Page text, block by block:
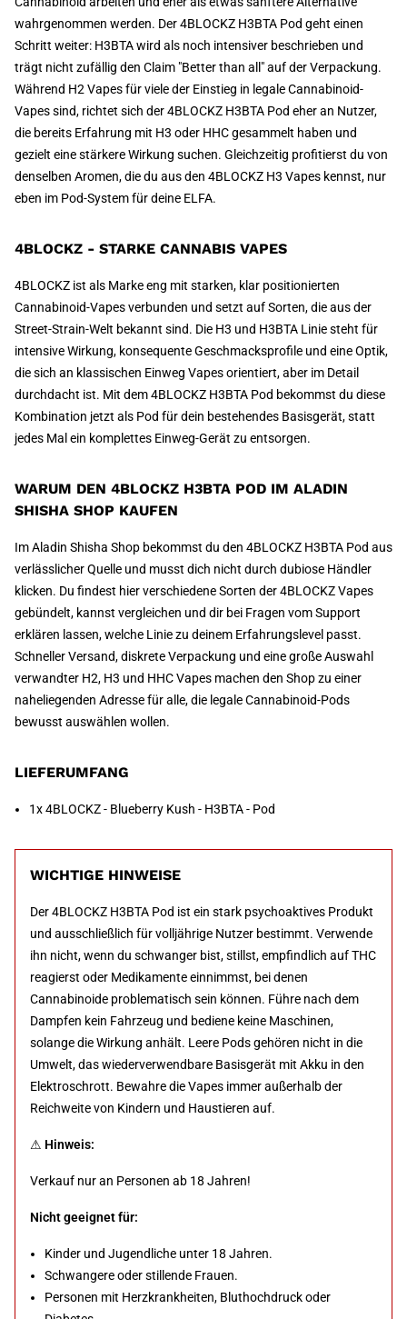
wahrgenommen werden. Der 4BLOCKZ H3BTA Pod geht einen
Schritt weiter: H3BTA wird als noch intensiver beschrieben und
trägt nicht zufällig den Claim "Better than all" auf der Verpackung.
Während H2 Vapes für viele der Einstieg in legale Cannabinoid-
Vapes sind, richtet sich der 4BLOCKZ H3BTA Pod eher an Nutzer,
die bereits Erfahrung mit H3 oder HHC gesammelt haben und
gezielt eine stärkere Wirkung suchen. Gleichzeitig profitierst du von
denselben Aromen, die du aus den 4BLOCKZ H3 Vapes kennst, nur
eben im Pod-System für deine ELFA.
4BLOCKZ - STARKE CANNABIS VAPES
4BLOCKZ ist als Marke eng mit starken, klar positionierten
Cannabinoid-Vapes verbunden und setzt auf Sorten, die aus der
Street-Strain-Welt bekannt sind. Die H3 und H3BTA Linie steht für
intensive Wirkung, konsequente Geschmacksprofile und eine Optik,
die sich an klassischen Einweg Vapes orientiert, aber im Detail
durchdacht ist. Mit dem 4BLOCKZ H3BTA Pod bekommst du diese
Kombination jetzt als Pod für dein bestehendes Basisgerät, statt
jedes Mal ein komplettes Einweg-Gerät zu entsorgen.
WARUM DEN 4BLOCKZ H3BTA POD IM ALADIN
SHISHA SHOP KAUFEN
Im Aladin Shisha Shop bekommst du den 4BLOCKZ H3BTA Pod aus
verlässlicher Quelle und musst dich nicht durch dubiose Händler
klicken. Du findest hier verschiedene Sorten der 4BLOCKZ Vapes
gebündelt, kannst vergleichen und dir bei Fragen vom Support
erklären lassen, welche Linie zu deinem Erfahrungslevel passt.
Schneller Versand, diskrete Verpackung und eine große Auswahl
verwandter H2, H3 und HHC Vapes machen den Shop zu einer
naheliegenden Adresse für alle, die legale Cannabinoid-Pods
bewusst auswählen wollen.
LIEFERUMFANG
1x 4BLOCKZ - Blueberry Kush - H3BTA - Pod
WICHTIGE HINWEISE
Der 4BLOCKZ H3BTA Pod ist ein stark psychoaktives Produkt
und ausschließlich für volljährige Nutzer bestimmt. Verwende
ihn nicht, wenn du schwanger bist, stillst, empfindlich auf THC
reagierst oder Medikamente einnimmst, bei denen
Cannabinoide problematisch sein können. Führe nach dem
Dampfen kein Fahrzeug und bediene keine Maschinen,
solange die Wirkung anhält. Leere Pods gehören nicht in die
Umwelt, das wiederverwendbare Basisgerät mit Akku in den
Elektroschrott. Bewahre die Vapes immer außerhalb der
Reichweite von Kindern und Haustieren auf.
⚠ Hinweis:
Verkauf nur an Personen ab 18 Jahren!
Nicht geeignet für:
Kinder und Jugendliche unter 18 Jahren.
Schwangere oder stillende Frauen.
Personen mit Herzkrankheiten, Bluthochdruck oder